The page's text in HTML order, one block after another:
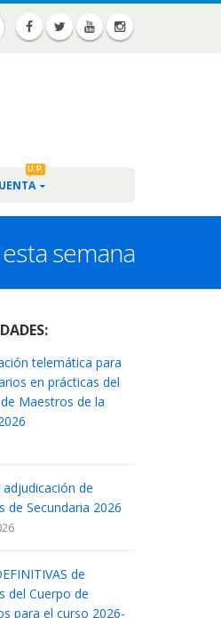
U.P.
semana
telemática para
en prácticas del
Maestros de la
de
de Secundaria 2026
de
del Cuerpo de
para el curso 2026-